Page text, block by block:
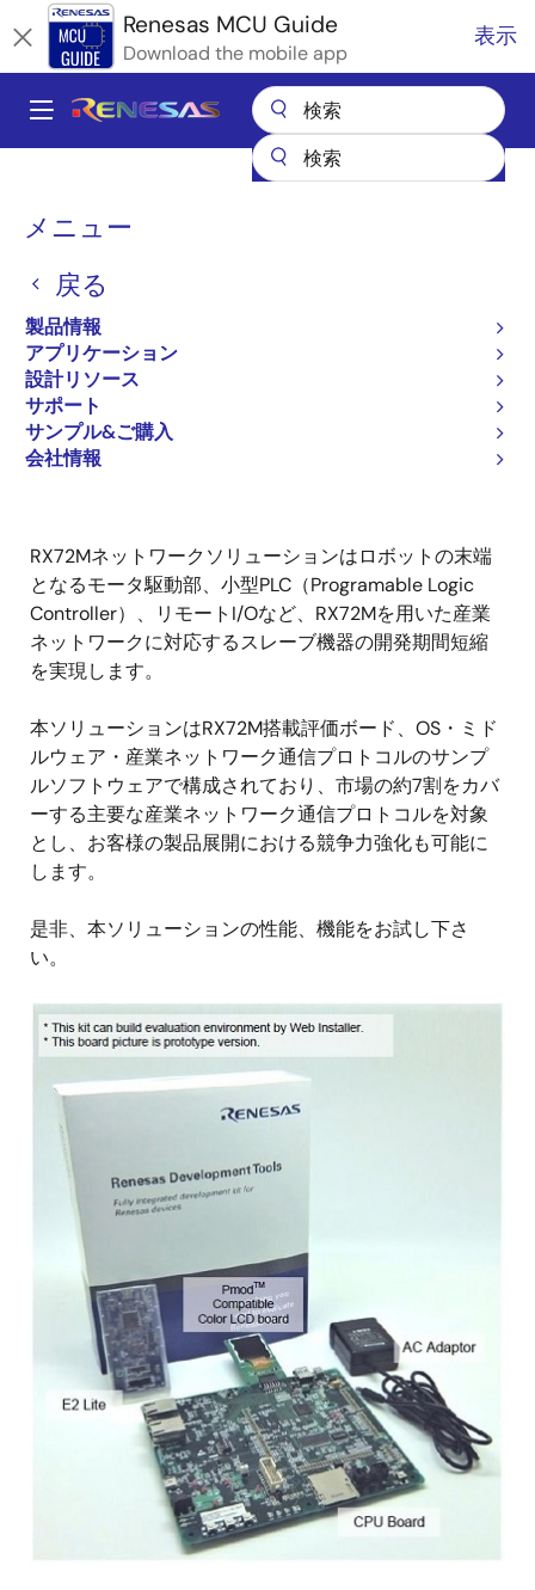
イ
ン
Renesas MCU Guide
Download the mobile app
表示
Main
メニュー
戻る
製品情報
アプリケーション
設計リソース
サポート
サンプル&ご購入
会社情報
パ
く
ず
マイクロコントローラとマイクロプロセッサ
RX72Mネットワークソリューション
RX72Mネットワークソリュ
ーション
ページセクションへ移動：
RX72Mネットワークソリューションはロボットの末端
となるモータ駆動部、小型PLC（Programable Logic
Controller）、リモートI/Oなど、RX72Mを用いた産業
ネットワークに対応するスレーブ機器の開発期間短縮
を実現します。
本ソリューションはRX72M搭載評価ボード、OS・ミド
ルウェア・産業ネットワーク通信プロトコルのサンプ
ルソフトウェアで構成されており、市場の約7割をカバ
ーする主要な産業ネットワーク通信プロトコルを対象
とし、お客様の製品展開における競争力強化も可能に
します。
是非、本ソリューションの性能、機能をお試し下さ
い。
画
像